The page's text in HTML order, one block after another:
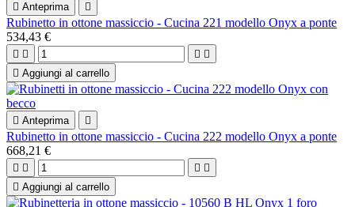
 Anteprima 
Rubinetto in ottone massiccio - Cucina 221 modello Onyx a ponte
534,43 €
   
 Aggiungi al carrello
 Anteprima 
Rubinetto in ottone massiccio - Cucina 222 modello Onyx a ponte
668,21 €
   
 Aggiungi al carrello